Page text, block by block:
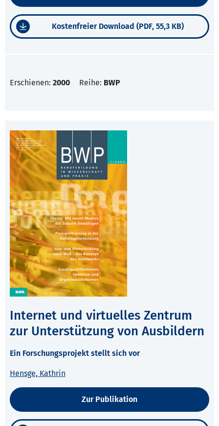
Kostenfreier Download (PDF, 55,3 KB)
Erschienen: 2000 Reihe: BWP
Internet und virtuelles Zentrum
zur Unterstützung von Ausbildern
Ein Forschungsprojekt stellt sich vor
Hensge, Kathrin
Zur Publikation